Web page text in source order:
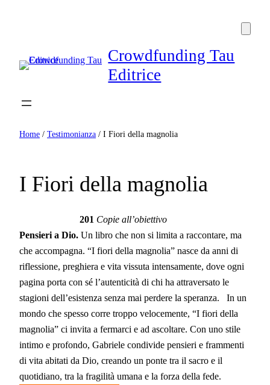
Crowdfunding Tau
Editrice
Home / Testimonianza / I Fiori della magnolia
I Fiori della magnolia
201 Copie all’obiettivo
Pensieri a Dio. Un libro che non si limita a raccontare, ma
che accompagna. “I fiori della magnolia” nasce da anni di
riflessione, preghiera e vita vissuta intensamente, dove ogni
pagina porta con sé l’autenticità di chi ha attraversato le
stagioni dell’esistenza senza mai perdere la speranza. In un
mondo che spesso corre troppo velocemente, “I fiori della
magnolia” ci invita a fermarci e ad ascoltare. Con uno stile
intimo e profondo, Gabriele condivide pensieri e frammenti
di vita abitati da Dio, creando un ponte tra il sacro e il
quotidiano, tra la fragilità umana e la forza della fede.